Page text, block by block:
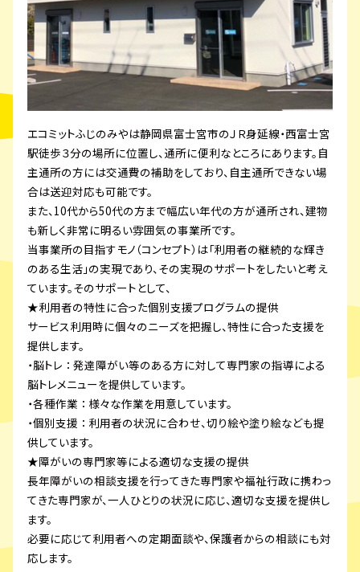
エコミットふじのみやは静岡県富士宮市のＪＲ身延線・西富士宮
駅徒歩３分の場所に位置し、通所に便利なところにあります。自
主通所の方には交通費の補助をしており、自主通所できない場
合は送迎対応も可能です。
また、10代から50代の方まで幅広い年代の方が通所され、建物
も新しく非常に明るい雰囲気の事業所です。
当事業所の目指すモノ（コンセプト）は「利用者の継続的な輝き
のある生活」の実現であり、その実現のサポートをしたいと考え
ています。そのサポートとして、
★利用者の特性に合った個別支援プログラムの提供
サービス利用時に個々のニーズを把握し、特性に合った支援を
提供します。
・脳トレ ： 発達障がい等のある方に対して専門家の指導による
脳トレメニューを提供しています。
・各種作業 ： 様々な作業を用意しています。
・個別支援 ： 利用者の状況に合わせ、切り絵や塗り絵なども提
供しています。
★障がいの専門家等による適切な支援の提供
長年障がいの相談支援を行ってきた専門家や福祉行政に携わっ
てきた専門家が、一人ひとりの状況に応じ、適切な支援を提供し
ます。
必要に応じて利用者への定期面談や、保護者からの相談にも対
応します。